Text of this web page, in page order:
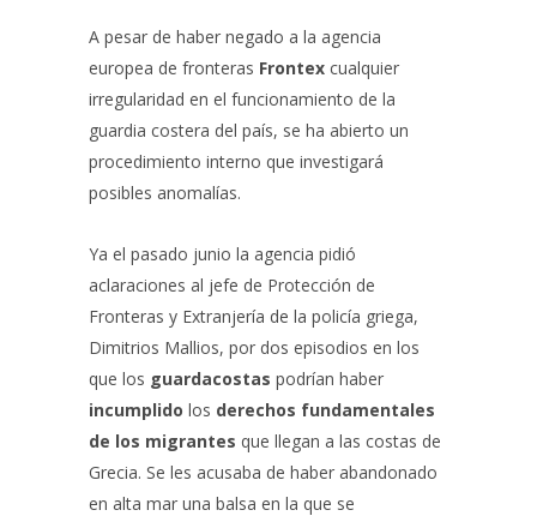
A pesar de haber negado a la agencia
europea de fronteras Frontex cualquier
irregularidad en el funcionamiento de la
guardia costera del país, se ha abierto un
procedimiento interno que investigará
posibles anomalías.
Ya el pasado junio la agencia pidió
aclaraciones al jefe de Protección de
Fronteras y Extranjería de la policía griega,
Dimitrios Mallios, por dos episodios en los
que los guardacostas podrían haber
incumplido los derechos fundamentales
de los migrantes que llegan a las costas de
Grecia. Se les acusaba de haber abandonado
en alta mar una balsa en la que se